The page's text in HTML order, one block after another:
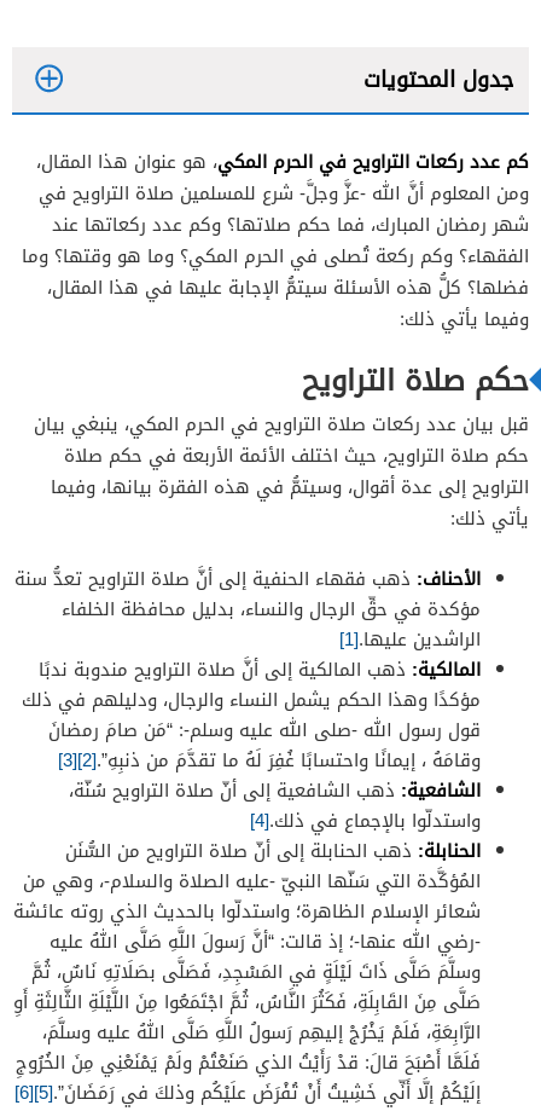
جدول المحتويات
كم عدد ركعات التراويح في الحرم المكي، هو عنوان هذا المقال،
ومن المعلوم أنَّ الله -عزَّ وجلَّ- شرع للمسلمين صلاة التراويح في
شهر رمضان المبارك، فما حكم صلاتها؟ وكم عدد ركعاتها عند
الفقهاء؟ وكم ركعة تُصلى في الحرم المكي؟ وما هو وقتها؟ وما
فضلها؟ كلُّ هذه الأسئلة سيتمُّ الإجابة عليها في هذا المقال،
وفيما يأتي ذلك:
حكم صلاة التراويح
قبل بيان عدد ركعات صلاة التراويح في الحرم المكي، ينبغي بيان
حكم صلاة التراويح، حيث اختلف الأئمة الأربعة في حكم صلاة
التراويح إلى عدة أقوال، وسيتمُّ في هذه الفقرة بيانها، وفيما
يأتي ذلك:
الأحناف: ذهب فقهاء الحنفية إلى أنَّ صلاة التراويح تعدُّ سنة
مؤكدة في حقِّ الرجال والنساء، بدليل محافظة الخلفاء
الراشدين عليها.[1]
المالكية: ذهب المالكية إلى أنَّ صلاة التراويح مندوبة ندبًا
مؤكدًا وهذا الحكم يشمل النساء والرجال، ودليلهم في ذلك
قول رسول الله -صلى الله عليه وسلم-: “مَن صامَ رمضانَ
وقامَهُ ، إيمانًا واحتسابًا غُفِرَ لَهُ ما تقدَّمَ من ذنبِهِ”.[2]
[3]
الشافعية: ذهب الشافعية إلى أنّ صلاة التراويح سُنّة،
واستدلّوا بالإجماع في ذلك.[4]
الحنابلة: ذهب الحنابلة إلى أنّ صلاة التراويح من السُّنَن
المُؤكَّدة التي سَنّها النبيّ -عليه الصلاة والسلام-، وهي من
شعائر الإسلام الظاهرة؛ واستدلّوا بالحديث الذي روته عائشة
-رضي الله عنها-؛ إذ قالت: “أنَّ رَسولَ اللَّهِ صَلَّى اللهُ عليه
وسلَّمَ صَلَّى ذَاتَ لَيْلَةٍ في المَسْجِدِ، فَصَلَّى بصَلَاتِهِ نَاسٌ، ثُمَّ
صَلَّى مِنَ القَابِلَةِ، فَكَثُرَ النَّاسُ، ثُمَّ اجْتَمَعُوا مِنَ اللَّيْلَةِ الثَّالِثَةِ أَوِ
الرَّابِعَةِ، فَلَمْ يَخْرُجْ إليهِم رَسولُ اللَّهِ صَلَّى اللهُ عليه وسلَّمَ،
فَلَمَّا أَصْبَحَ قالَ: قدْ رَأَيْتُ الذي صَنَعْتُمْ ولَمْ يَمْنَعْنِي مِنَ الخُرُوجِ
إلَيْكُمْ إلَّا أَنِّي خَشِيتُ أَنْ تُفْرَضَ علَيْكُم وذلكَ في رَمَضَانَ”.[5]
[6]